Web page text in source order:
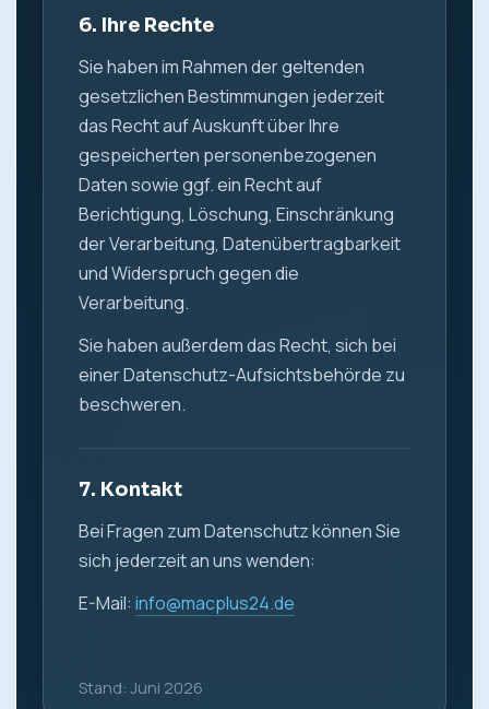
6. Ihre Rechte
Sie haben im Rahmen der geltenden
gesetzlichen Bestimmungen jederzeit
das Recht auf Auskunft über Ihre
gespeicherten personenbezogenen
Daten sowie ggf. ein Recht auf
Berichtigung, Löschung, Einschränkung
der Verarbeitung, Datenübertragbarkeit
und Widerspruch gegen die
Verarbeitung.
Sie haben außerdem das Recht, sich bei
einer Datenschutz-Aufsichtsbehörde zu
beschweren.
7. Kontakt
Bei Fragen zum Datenschutz können Sie
sich jederzeit an uns wenden:
E-Mail: info@macplus24.de
Stand: Juni 2026